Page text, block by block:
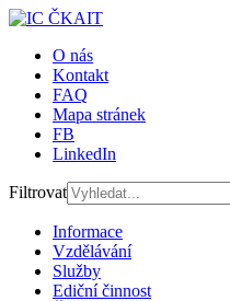
O nás
Kontakt
FAQ
Mapa stránek
FB
LinkedIn
Filtrovat
Informace
Vzdělávání
Služby
Ediční činnost